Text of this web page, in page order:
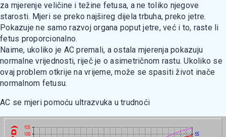
za mjerenje veličine i težine fetusa, a ne toliko njegove
starosti. Mjeri se preko najšireg dijela trbuha, preko jetre.
Pokazuje ne samo razvoj organa poput jetre, već i to, raste li
fetus proporcionalno.
Naime, ukoliko je AC premali, a ostala mjerenja pokazuju
normalne vrijednosti, riječ je o asimetričnom rastu. Ukoliko se
ovaj problem otkrije na vrijeme, može se spasiti život inače
normalnom fetusu.
AC se mjeri pomoću ultrazvuka u trudnoći